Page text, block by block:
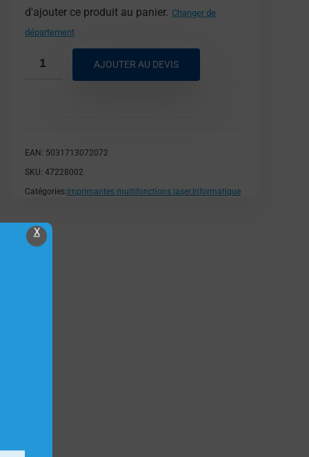
d'ajouter ce produit au panier. Changer de
département
AJOUTER AU DEVIS
EAN: 5031713072072
SKU: 47228002
Catégories:Imprimantes multifonctions laser Informatique
X